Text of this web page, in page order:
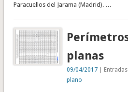
Paracuellos del Jarama (Madrid). …
planas
09/04/2017 |
plano